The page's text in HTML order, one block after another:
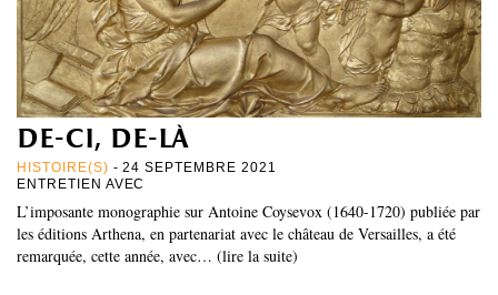
LES +
ABONNEMENT GRATUIT AU MAGAZINE
de-ci, de-là
HISTOIRE(S) - 24 SEPTEMBRE 2021
ENTRETIEN AVEC
L’imposante monographie sur Antoine Coysevox (1640-1720) publiée par
les éditions Arthena, en partenariat avec le château de Versailles, a été
remarquée, cette année, avec… (lire la suite)